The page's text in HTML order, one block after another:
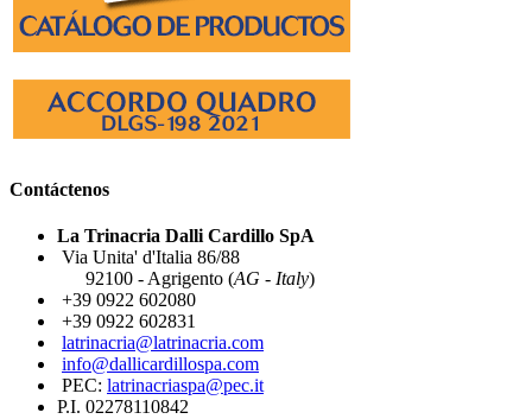
Contáctenos
La Trinacria Dalli Cardillo SpA
Via Unita' d'Italia 86/88
92100 - Agrigento (AG - Italy)
+39 0922 602080
+39 0922 602831
latrinacria@latrinacria.com
info@dallicardillospa.com
PEC: latrinacriaspa@pec.it
P.I. 02278110842